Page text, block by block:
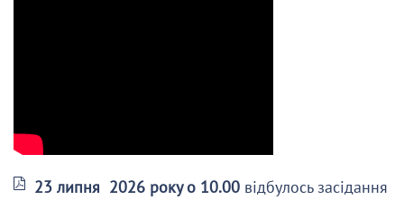
23 липня 2026 року о 10.00 відбулось засідання